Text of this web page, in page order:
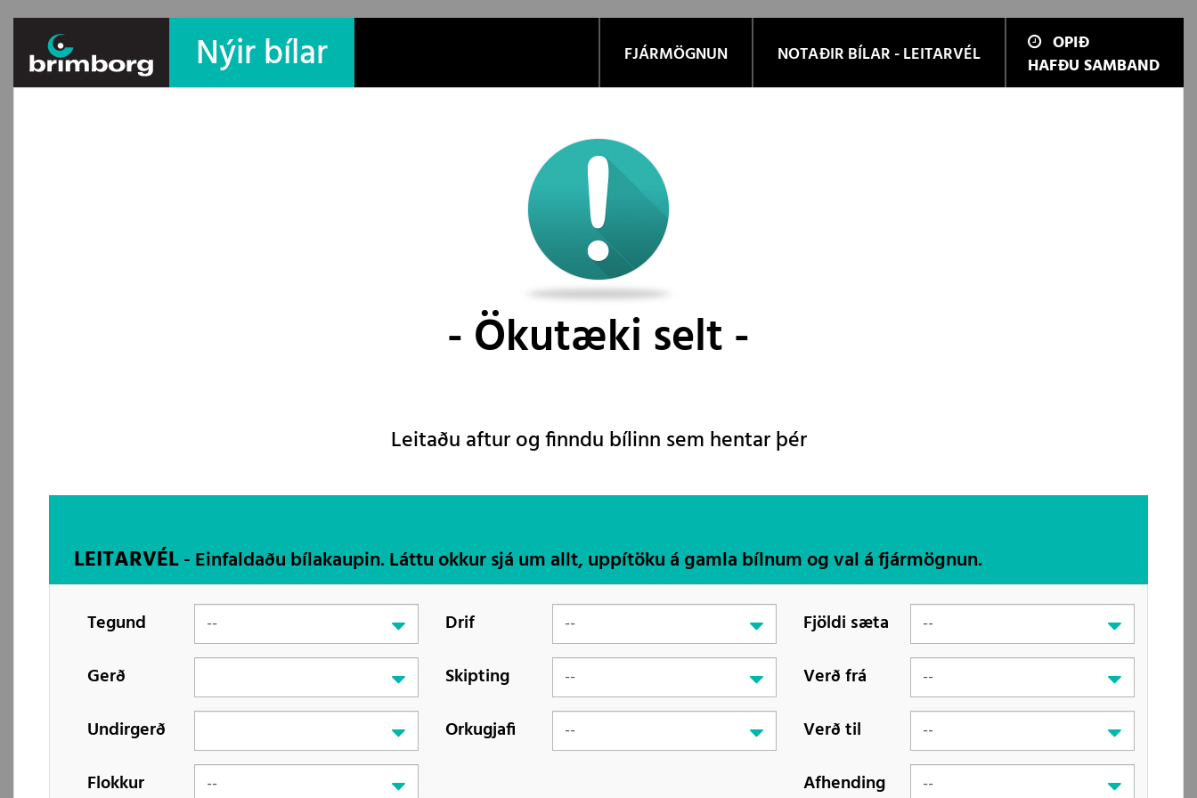
Nýir bílar FJÁRMÖGNUN NOTAÐIR BÍLAR - LEITARVÉL
OPIÐ
HAFÐU SAMBAND
Ökutæki selt
Leitaðu aftur og finndu bílinn sem hentar þér
LEITARVÉL- Einfaldaðu bílakaupin. Láttu okkur sjá um allt, uppítöku á gamla bílnum og val á fjármögnun.
Tegund
Gerð
Undirgerð
Flokkur
Drif
Skipting
Orkugjafi
Fjöldi sæta
Verð frá
Verð til
Afhending